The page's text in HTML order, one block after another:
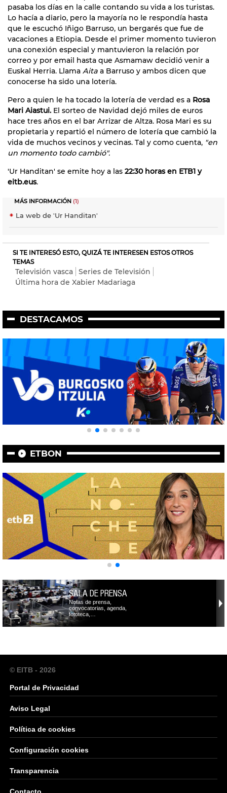
pasaba los días en la calle contando su vida a los turistas.
Lo hacía a diario, pero la mayoría no le respondía hasta
que le escuchó Iñigo Barruso, un bergarés que fue de
vacaciones a Etiopia. Desde el primer momento tuvieron
una conexión especial y mantuvieron la relación por
correo y por email hasta que Asmamaw decidió venir a
Euskal Herria. Llama Aita a Barruso y ambos dicen que
conocerse ha sido una lotería.
Pero a quien le ha tocado la lotería de verdad es a Rosa
Mari Aiastui. El sorteo de Navidad dejó miles de euros
hace tres años en el bar Arrizar de Altza. Rosa Mari es su
propietaria y repartió el número de lotería que cambió la
vida de muchos vecinos y vecinas. Tal y como cuenta, "en
un momento todo cambió".
'Ur Handitan' se emite hoy a las 22:30 horas en ETB1 y
eitb.eus.
MÁS INFORMACIÓN (1)
La web de 'Ur Handitan'
SI TE INTERESÓ ESTO, QUIZÁ TE INTERESEN ESTOS OTROS
TEMAS
Televisión vasca
Series de Televisión
Última hora de Xabier Madariaga
DESTACAMOS
ETBON
SALA DE PRENSA
Notas de prensa,
convocatorias, agenda,
fototeca,…
© EITB - 2026
Portal de Privacidad
Aviso Legal
Política de cookies
Configuración cookies
Transparencia
Contacto